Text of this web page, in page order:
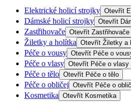
Elektrické holicí strojky Otevřít
Dámské holicí strojky Otevřít
Zastřihovače Otevřít Zastřihovače
Žiletky a holítka Otevřít Žiletky a
Péče o vousy Otevřít Péče o
Péče o vlasy Otevřít Péče o vlasy
Péče o tělo Otevřít Péče o tělo
Péče o obličej Otevřít Péče o
Kosmetika Otevřít Kosmetika